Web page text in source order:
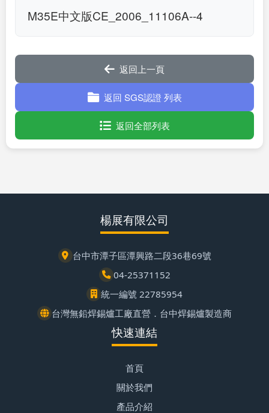
M35E中文版CE_2006_11106A--4
返回上一頁
返回 SGS認證 列表
返回全部列表
楊展有限公司
台中市潭子區潭興路二段36巷69號
04-25371152
統一編號 22785954
台灣無鉛焊錫爐工廠直營．台中焊錫爐製造商
快速連結
首頁
關於我們
產品介紹